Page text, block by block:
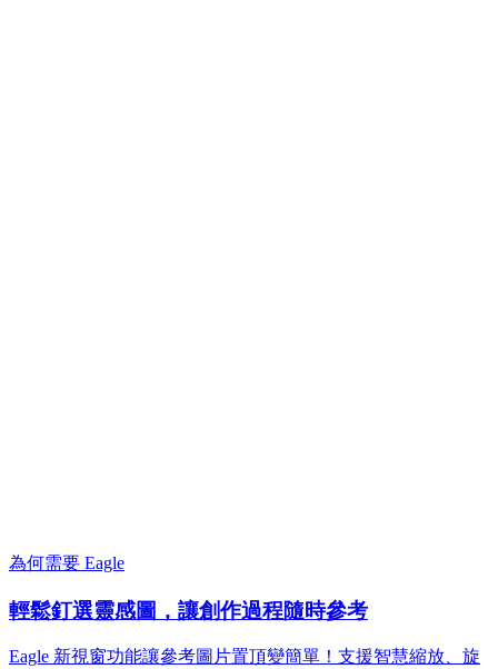
為何需要 Eagle
輕鬆釘選靈感圖，讓創作過程隨時參考
Eagle 新視窗功能讓參考圖片置頂變簡單！支援智慧縮放、旋